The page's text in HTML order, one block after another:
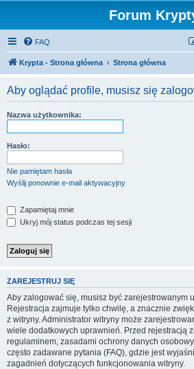
Forum
FAQ
Krypta - Strona główna Strona główna
Aby oglądać profile, musisz się
Nazwa użytkownika:
Hasło:
Nie pamiętam hasła
Wyślij ponownie e-mail aktywacyjny
Zapamiętaj mnie
Ukryj mój status podczas tej sesji
ZAREJESTRUJ SIĘ
Aby zalogować się, musisz być zarejestrowanym
Rejestracja zajmuje tylko chwilę, a znacznie
z witryny. Administrator witryny może
wiele dodatkowych uprawnień. Przed rejestracją
regulaminem, zasadami ochrony danych
często zadawane pytania (FAQ), gdzie jest
zagadnień dotyczących funkcjonowania witryny.